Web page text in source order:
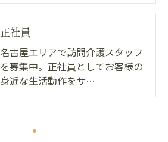
正社員
名古屋エリアで訪問介護スタッフ
を募集中。正社員としてお客様の
身近な生活動作をサ…